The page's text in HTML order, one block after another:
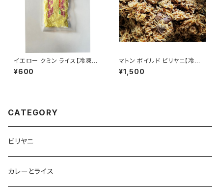
イエロー クミン ライス【冷凍
便】
¥600
マトン ボイルド ビリヤニ【冷凍
便】
¥1,500
CATEGORY
ビリヤニ
カレーとライス